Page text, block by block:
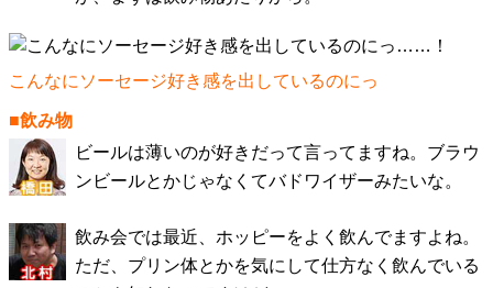
こんなにソーセージ好き感を出しているのにっ
■飲み物
ビールは薄いのが好きだって言ってますね。ブラウ
ンビールとかじゃなくてバドワイザーみたいな。
飲み会では最近、ホッピーをよく飲んでますよね。
ただ、プリン体とかを気にして仕方なく飲んでいる